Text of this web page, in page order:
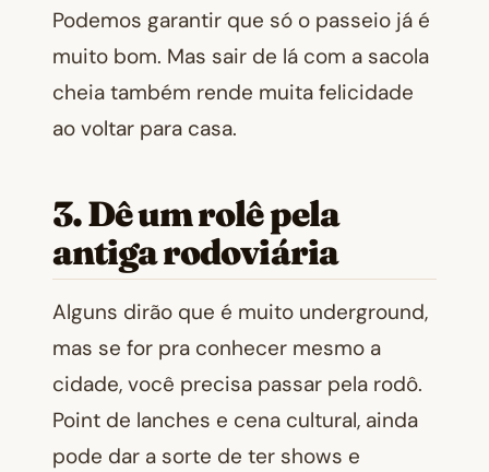
Podemos garantir que só o passeio já é
muito bom. Mas sair de lá com a sacola
cheia também rende muita felicidade
ao voltar para casa.
3. Dê um rolê pela
antiga rodoviária
Alguns dirão que é muito underground,
mas se for pra conhecer mesmo a
cidade, você precisa passar pela rodô.
Point de lanches e cena cultural, ainda
pode dar a sorte de ter shows e